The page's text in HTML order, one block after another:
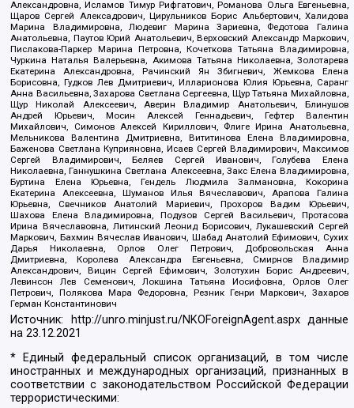
Александровна, Исламов Тимур Рифгатович, Романова Ольга Евгеньевна,
Щаров Сергей Алексадрович, Цирульников Борис Альбертович, Халидова
Марина Владимировна, Людевиг Марина Зариевна, Федотова Галина
Анатольевна, Паутов Юрий Анатольевич, Верховский Александр Маркович,
Пислакова-Паркер Марина Петровна, Кочеткова Татьяна Владимировна,
Чуркина Наталья Валерьевна, Акимова Татьяна Николаевна, Золотарева
Екатерина Александровна, Рачинский Ян Збигневич, Жемкова Елена
Борисовна, Гудков Лев Дмитриевич, Илларионова Юлия Юрьевна, Саранг
Анна Васильевна, Захарова Светлана Сергеевна, Щур Татьяна Михайловна,
Щур Николай Алексеевич, Аверин Владимир Анатольевич, Блинушов
Андрей Юрьевич, Мосин Алексей Геннадьевич, Гефтер Валентин
Михайлович, Симонов Алексей Кириллович, Флиге Ирина Анатольевна,
Мельникова Валентина Дмитриевна, Вититинова Елена Владимировна,
Баженова Светлана Куприяновна, Исаев Сергей Владимирович, Максимов
Сергей Владимирович, Беляев Сергей Иванович, Голубева Елена
Николаевна, Ганнушкина Светлана Алексеевна, Закс Елена Владимировна,
Буртина Елена Юрьевна, Гендель Людмила Залмановна, Кокорина
Екатерина Алексеевна, Шуманов Илья Вячеславович, Арапова Галина
Юрьевна, Свечников Анатолий Мариевич, Прохоров Вадим Юрьевич,
Шахова Елена Владимировна, Подузов Сергей Васильевич, Протасова
Ирина Вячеславовна, Литинский Леонид Борисович, Лукашевский Сергей
Маркович, Бахмин Вячеслав Иванович, Шабад Анатолий Ефимович, Сухих
Дарья Николаевна, Орлов Олег Петрович, Добровольская Анна
Дмитриевна, Королева Александра Евгеньевна, Смирнов Владимир
Александрович, Вицин Сергей Ефимович, Золотухин Борис Андреевич,
Левинсон Лев Семенович, Локшина Татьяна Иосифовна, Орлов Олег
Петрович, Полякова Мара Федоровна, Резник Генри Маркович, Захаров
Герман Константинович
Источник: http://unro.minjust.ru/NKOForeignAgent.aspxданные
на23.12.2021
* Единый федеральный список организаций, в том числе
иностранных и международных организаций, признанных в
соответствии с законодательством Российской Федерации
террористическими: